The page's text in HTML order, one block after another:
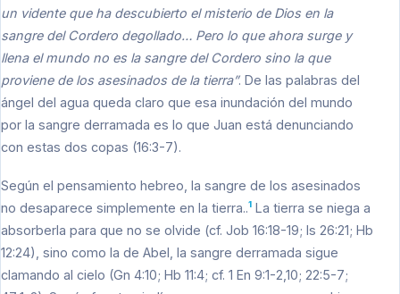
un vidente que ha descubierto el misterio de Dios en la
sangre del Cordero degollado… Pero lo que ahora surge y
llena el mundo no es la sangre del Cordero sino la que
proviene de los asesinados de la tierra”. De las palabras del
ángel del agua queda claro que esa inundación del mundo
por la sangre derramada es lo que Juan está denunciando
con estas dos copas (16:3-7).
Según el pensamiento hebreo, la sangre de los asesinados
no desaparece simplemente en la tierra..1
La tierra se niega a
absorberla para que no se olvide (cf. Job 16:18-19; Is 26:21; Hb
12:24), sino como la de Abel, la sangre derramada sigue
clamando al cielo (Gn 4:10; Hb 11:4; cf. 1 En 9:1-2,10; 22:5-7;